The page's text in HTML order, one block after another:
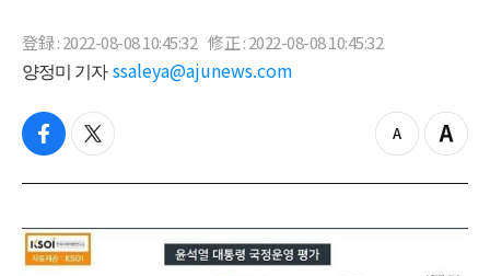
登録 : 2022-08-08 10:45:32 修正 : 2022-08-08 10:45:32
양정미 기자 ssaleya@ajunews.com
f
c
b
o
o
t
i
t
r
z
o
o
Z
o
i